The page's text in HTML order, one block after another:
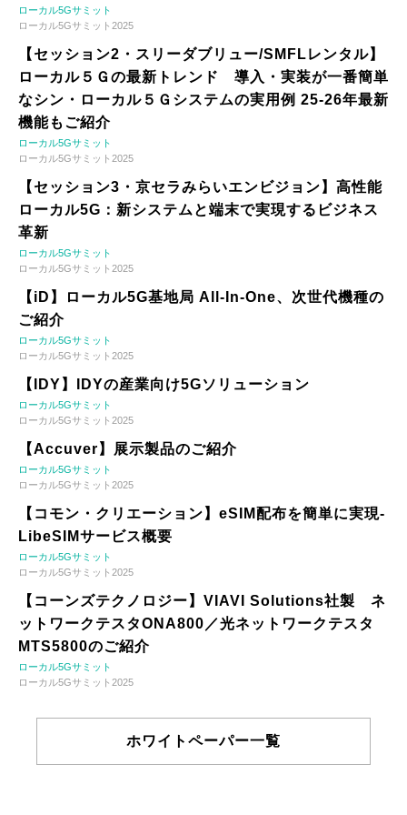
ローカル5Gサミット
ローカル5Gサミット2025
【セッション2・スリーダブリュー/SMFLレンタル】
ローカル５Ｇの最新トレンド 導入・実装が一番簡単
なシン・ローカル５Ｇシステムの実用例 25-26年最新
機能もご紹介
ローカル5Gサミット
ローカル5Gサミット2025
【セッション3・京セラみらいエンビジョン】高性能
ローカル5G：新システムと端末で実現するビジネス
革新
ローカル5Gサミット
ローカル5Gサミット2025
【iD】ローカル5G基地局 All-In-One、次世代機種の
ご紹介
ローカル5Gサミット
ローカル5Gサミット2025
【IDY】IDYの産業向け5Gソリューション
ローカル5Gサミット
ローカル5Gサミット2025
【Accuver】展示製品のご紹介
ローカル5Gサミット
ローカル5Gサミット2025
【コモン・クリエーション】eSIM配布を簡単に実現-
LibeSIMサービス概要
ローカル5Gサミット
ローカル5Gサミット2025
【コーンズテクノロジー】VIAVI Solutions社製 ネ
ットワークテスタONA800／光ネットワークテスタ
MTS5800のご紹介
ローカル5Gサミット
ローカル5Gサミット2025
ホワイトペーパー一覧